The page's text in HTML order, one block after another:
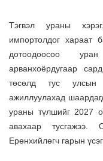
Тэгвэл ураны
импортолдог хараат
дотоодоосоо
арванхоёрдугаар
төсөлд тус улсын
ажиллуулахад
ураны түлшийг 2027
авахаар
Ерөнхийлөгч гарын